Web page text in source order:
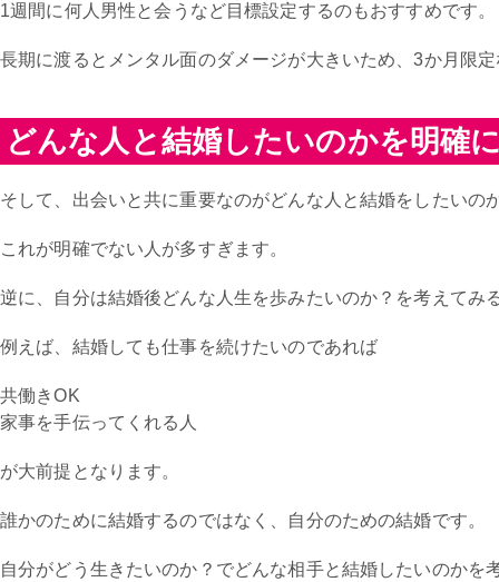
1週間に何人男性と会うなど目標設定するのもおすすめです。
長期に渡るとメンタル面のダメージが大きいため、3か月限
どんな人と結婚したいのかを明確
そして、出会いと共に重要なのがどんな人と結婚をしたいの
これが明確でない人が多すぎます。
逆に、自分は結婚後どんな人生を歩みたいのか？を考えてみ
例えば、結婚しても仕事を続けたいのであれば
共働きOK
家事を手伝ってくれる人
が大前提となります。
誰かのために結婚するのではなく、自分のための結婚です。
自分がどう生きたいのか？でどんな相手と結婚したいのかを